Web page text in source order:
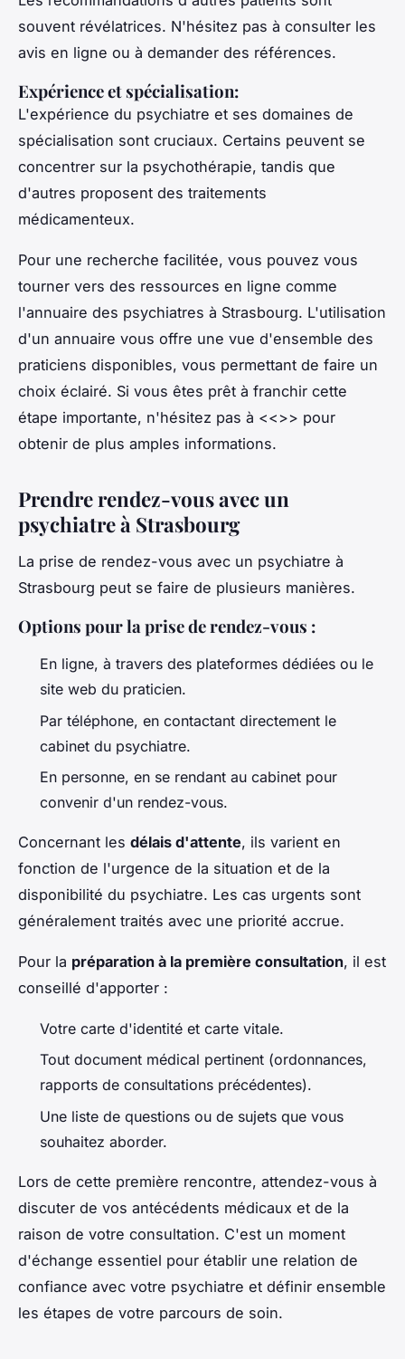
souvent révélatrices. N'hésitez pas à consulter les
avis en ligne ou à demander des références.
Expérience et spécialisation:
L'expérience du psychiatre et ses domaines de
spécialisation sont cruciaux. Certains peuvent se
concentrer sur la psychothérapie, tandis que
d'autres proposent des traitements
médicamenteux.
Pour une recherche facilitée, vous pouvez vous
tourner vers des ressources en ligne comme
l'annuaire des psychiatres à Strasbourg. L'utilisation
d'un annuaire vous offre une vue d'ensemble des
praticiens disponibles, vous permettant de faire un
choix éclairé. Si vous êtes prêt à franchir cette
étape importante, n'hésitez pas à << >> pour
obtenir de plus amples informations.
Prendre rendez-vous avec un
psychiatre à Strasbourg
La prise de rendez-vous avec un psychiatre à
Strasbourg peut se faire de plusieurs manières.
Options pour la prise de rendez-vous :
En ligne, à travers des plateformes dédiées ou le
site web du praticien.
Par téléphone, en contactant directement le
cabinet du psychiatre.
En personne, en se rendant au cabinet pour
convenir d'un rendez-vous.
Concernant les délais d'attente, ils varient en
fonction de l'urgence de la situation et de la
disponibilité du psychiatre. Les cas urgents sont
généralement traités avec une priorité accrue.
Pour la préparation à la première consultation, il est
conseillé d'apporter :
Votre carte d'identité et carte vitale.
Tout document médical pertinent (ordonnances,
rapports de consultations précédentes).
Une liste de questions ou de sujets que vous
souhaitez aborder.
Lors de cette première rencontre, attendez-vous à
discuter de vos antécédents médicaux et de la
raison de votre consultation. C'est un moment
d'échange essentiel pour établir une relation de
confiance avec votre psychiatre et définir ensemble
les étapes de votre parcours de soin.